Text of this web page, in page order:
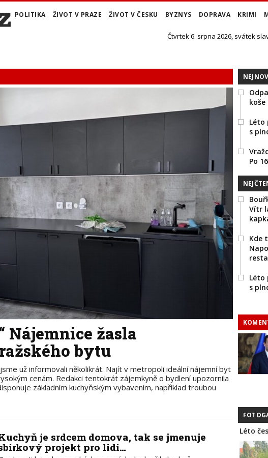
POLITIKA ŽIVOT V PRAZE ŽIVOT V ČESKU BYZNYS DOPRAVA KRIMI
Čtvrtek 6. srpna 2026, svátek
Nájemnice žasla
bytu
už informovali několikrát. Najít v metropoli ideální nájemní byt
cenám. Redakci tentokrát zájemkyně o bydlení upozornila
základním kuchyňským vybavením, například troubou
je srdcem domova, tak se jmenuje
projekt pro lidi…
Léto
s
Po
Vítr
Kde
Léto
s
Léto